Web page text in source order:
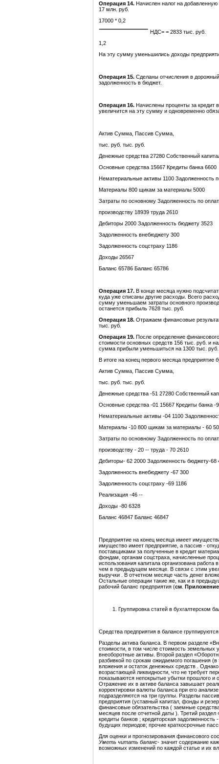
Операция 14. Начислен налог на
17 млн. руб.
17000 * 0,2
НДС= = 2833 тыс. руб.
1,2
На эту сумму уменьшились доходы
Операция 15. Сделаны отчисления в
задолженность в бюджет.
Операция 16. Начислены проценты за кредит
увеличится на эту сумму и одновременно
Актив Сумма, Пассив Сумма,
тыс. руб. тыс. руб.
Денежные средства 27280 Собственный
Основные средства 15667 Кредиты банка 6600
Нематериальные активы 1100 Задолженность
Материалы 800 щикам за материалы 5000
Затраты по основному Задолженность по
производству 18939 труда 2610
Дебиторы 2000 Задолженность бюджету 3523
Задолженность внебюджету 300
Задолженность соцстраху 1186
Доходы 26567
Баланс 65786 Баланс 65786
Операция 17. В конце месяца нужно
куда уже списаны другие расходы. Всего
сумму уменьшаем затраты основного
останется прибыль 7628 тыс. руб.
Операция 18. Отражаем финансовые
тыс. руб.
Операция 19. После определение
стоимости основных средств 156 тыс. руб. и
сумма прибыли уменьшиться на 1300 тыс.
В итоге на конец первого месяца
Актив Сумма, Пассив Сумма,
тыс. руб. тыс. руб.
Денежные средства -51 27280 Собственный
Основные средства -01 15667 Кредиты банка -
Нематериальные активы -04 1100
Материалы -10 800 щикам за материалы - 60
Затраты по основному Задолженность по
производству - 20 -- труда - 70 2610
Дебиторы- 62 2000 Задолженность бюджету-68
Задолженность внебюджету -67 300
Задолженность соцстраху -69 1186
Реализация -46 --
Доходы -80 6328
Баланс 46847 Баланс 46847
Предприятие на конец месяца имеет
имущество имеет предприятие, а пассив -
поставщиками за полученные в кредит
фондам, органам соцстраха, начисленные
использования капитала организована
чем в предыдущем месяце. В связи с этим
выручки . В отчетном месяце часть денег
Остальные операции такие же, как и в
рабочий баланс предприятия (см
Группировка статей в бухгалтерском
Средства предприятия в балансе
Разделы актива баланса. В первом разделе
стоимости, в том числе стоимость земельных
внеоборотные активы. Второй раздел
разбивкой по срокам ожидаемого погашения
вложения и остаток денежных средств .
возрастающей ликвидности, что не требует
показываются непокрытые убытки прошлого и
Отражение их в активе баланса завышает
корректировки валюты баланса при его
подразделяются на три группы. Разделы
предприятия (уставный капитал, фонды и
финансовые обязательства ( заемные
месяцев после отчетной даты ). Третий
кредиты банков ; кредиторская
будущих периодов; прочие краткосрочные
Для оценки и прогнозирования финансового
Уметь читать баланс- значит содержание
возможных изменений по каждой статье и их